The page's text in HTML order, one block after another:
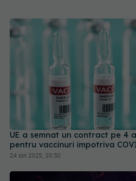
UE a semnat un contract pe 4
pentru vaccinuri împotriva
24 ian 2025, 20:30